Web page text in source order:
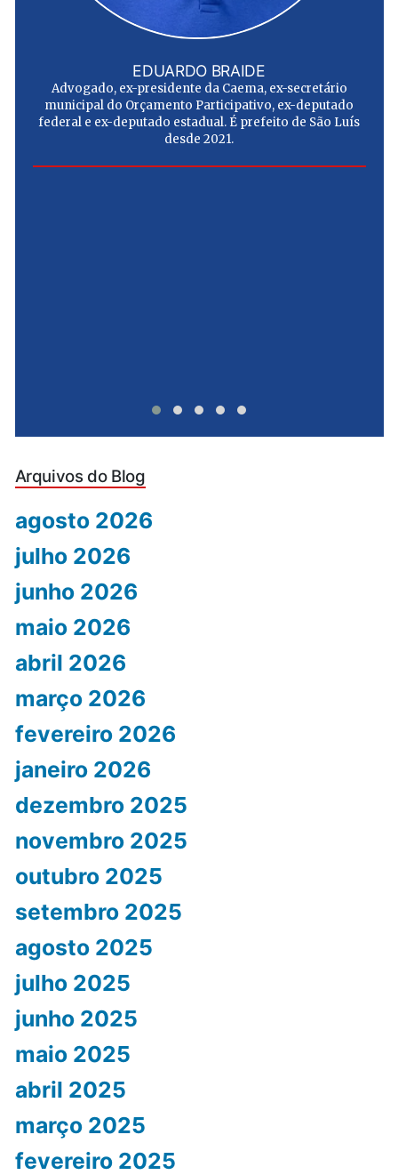
EDUARDO BRAIDE
Advogado, ex-presidente da Caema, ex-secretário
municipal do Orçamento Participativo, ex-deputado
federal e ex-deputado estadual. É prefeito de São Luís
desde 2021.
Arquivos do Blog
agosto 2026
julho 2026
junho 2026
maio 2026
abril 2026
março 2026
fevereiro 2026
janeiro 2026
dezembro 2025
novembro 2025
outubro 2025
setembro 2025
agosto 2025
julho 2025
junho 2025
maio 2025
abril 2025
março 2025
fevereiro 2025